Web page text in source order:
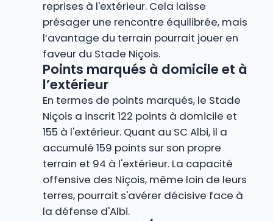
reprises à l'extérieur. Cela laisse
présager une rencontre équilibrée, mais
l’avantage du terrain pourrait jouer en
faveur du Stade Niçois.
Points marqués à domicile et à
l’extérieur
En termes de points marqués, le Stade
Niçois a inscrit 122 points à domicile et
155 à l'extérieur. Quant au SC Albi, il a
accumulé 159 points sur son propre
terrain et 94 à l'extérieur. La capacité
offensive des Niçois, même loin de leurs
terres, pourrait s'avérer décisive face à
la défense d'Albi.